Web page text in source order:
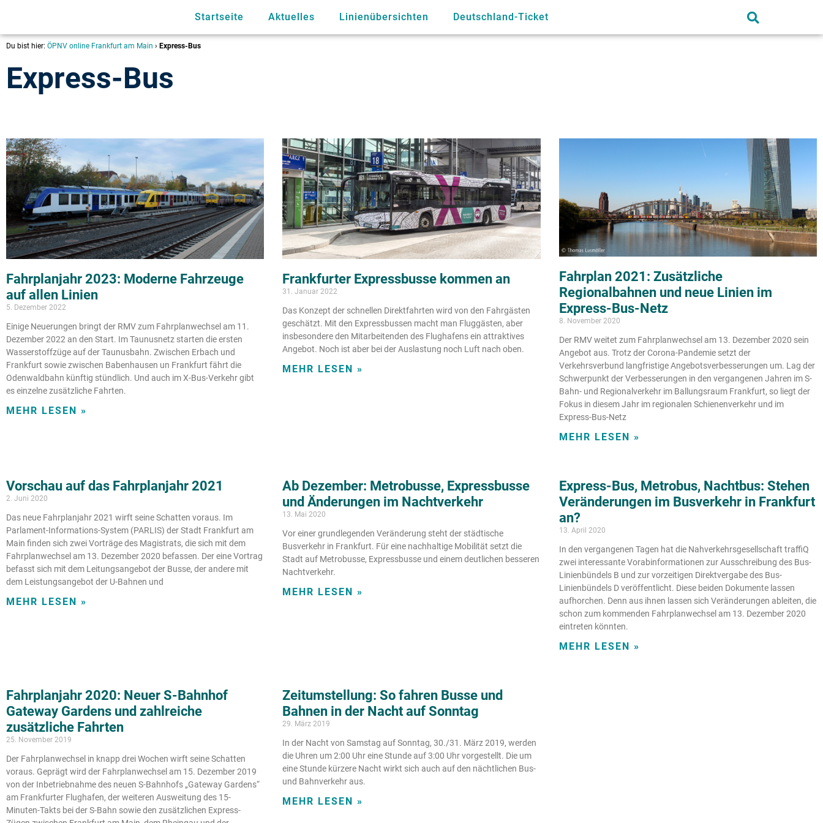
Startseite Aktuelles Linienübersichten Deutschland-Ticket
Du bist hier: ÖPNV online Frankfurt am Main › Express-Bus
Express-Bus
Fahrplanjahr 2023: Moderne Fahrzeuge
auf allen Linien
5. Dezember 2022
Einige Neuerungen bringt der RMV zum Fahrplanwechsel am 11.
Dezember 2022 an den Start. Im Taunusnetz starten die ersten
Wasserstoffzüge auf der Taunusbahn. Zwischen Erbach und
Frankfurt sowie zwischen Babenhausen un Frankfurt fährt die
Odenwaldbahn künftig stündlich. Und auch im X-Bus-Verkehr gibt
es einzelne zusätzliche Fahrten.
MEHR LESEN »
Frankfurter Expressbusse kommen an
31. Januar 2022
Das Konzept der schnellen Direktfahrten wird von den Fahrgästen
geschätzt. Mit den Expressbussen macht man Fluggästen, aber
insbesondere den Mitarbeitenden des Flughafens ein attraktives
Angebot. Noch ist aber bei der Auslastung noch Luft nach oben.
MEHR LESEN »
Fahrplan 2021: Zusätzliche
Regionalbahnen und neue Linien im
Express-Bus-Netz
8. November 2020
Der RMV weitet zum Fahrplanwechsel am 13. Dezember 2020 sein
Angebot aus. Trotz der Corona-Pandemie setzt der
Verkehrsverbund langfristige Angebotsverbesserungen um. Lag der
Schwerpunkt der Verbesserungen in den vergangenen Jahren im S-
Bahn- und Regionalverkehr im Ballungsraum Frankfurt, so liegt der
Fokus in diesem Jahr im regionalen Schienenverkehr und im
Express-Bus-Netz
MEHR LESEN »
Vorschau auf das Fahrplanjahr 2021
2. Juni 2020
Das neue Fahrplanjahr 2021 wirft seine Schatten voraus. Im
Parlament-Informations-System (PARLIS) der Stadt Frankfurt am
Main finden sich zwei Vorträge des Magistrats, die sich mit dem
Fahrplanwechsel am 13. Dezember 2020 befassen. Der eine Vortrag
befasst sich mit dem Leitungsangebot der Busse, der andere mit
dem Leistungsangebot der U-Bahnen und
MEHR LESEN »
Ab Dezember: Metrobusse, Expressbusse
und Änderungen im Nachtverkehr
13. Mai 2020
Vor einer grundlegenden Veränderung steht der städtische
Busverkehr in Frankfurt. Für eine nachhaltige Mobilität setzt die
Stadt auf Metrobusse, Expressbusse und einem deutlichen besseren
Nachtverkehr.
MEHR LESEN »
Express-Bus, Metrobus, Nachtbus: Stehen
Veränderungen im Busverkehr in Frankfurt
an?
13. April 2020
In den vergangenen Tagen hat die Nahverkehrsgesellschaft traffiQ
zwei interessante Vorabinformationen zur Ausschreibung des Bus-
Linienbündels B und zur vorzeitigen Direktvergabe des Bus-
Linienbündels D veröffentlicht. Diese beiden Dokumente lassen
aufhorchen. Denn aus ihnen lassen sich Veränderungen ableiten, die
schon zum kommenden Fahrplanwechsel am 13. Dezember 2020
eintreten könnten.
MEHR LESEN »
Fahrplanjahr 2020: Neuer S-Bahnhof
Gateway Gardens und zahlreiche
zusätzliche Fahrten
25. November 2019
Der Fahrplanwechsel in knapp drei Wochen wirft seine Schatten
voraus. Geprägt wird der Fahrplanwechsel am 15. Dezember 2019
von der Inbetriebnahme des neuen S-Bahnhofs „Gateway Gardens“
am Frankfurter Flughafen, der weiteren Ausweitung des 15-
Minuten-Takts bei der S-Bahn sowie den zusätzlichen Express-
Zeitumstellung: So fahren Busse und
Bahnen in der Nacht auf Sonntag
29. März 2019
In der Nacht von Samstag auf Sonntag, 30./31. März 2019, werden
die Uhren um 2:00 Uhr eine Stunde auf 3:00 Uhr vorgestellt. Die um
eine Stunde kürzere Nacht wirkt sich auch auf den nächtlichen Bus-
und Bahnverkehr aus.
MEHR LESEN »